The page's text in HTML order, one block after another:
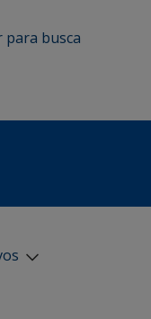
para busca